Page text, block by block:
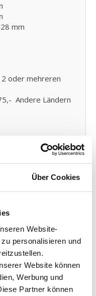
Über Cookies
Website-
personalisieren und
Website können
Werbung und
Partner können
mm
2 oder mehreren
Andere Ländern
KWL 180
Weise
Element
den Austausch Ihres
indem Sie Ihr
reinigen.